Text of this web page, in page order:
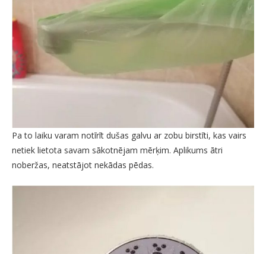
Pa to laiku varam notīrīt dušas galvu ar zobu birstīti, kas vairs
netiek lietota savam sākotnējam mērķim. Aplikums ātri
noberžas, neatstājot nekādas pēdas.